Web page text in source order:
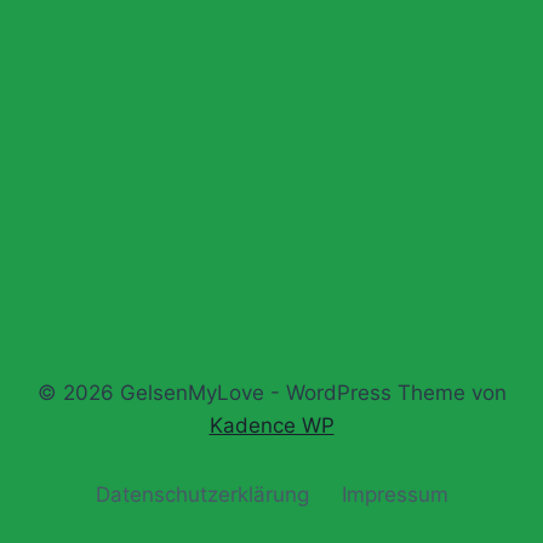
© 2026 GelsenMyLove - WordPress Theme von
Kadence WP
Datenschutz­erklärung Impressum